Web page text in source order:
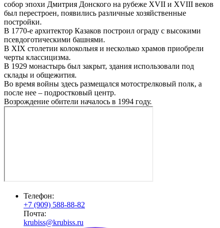
собор эпохи Дмитрия Донского на рубеже XVII и XVIII веков
был перестроен, появились различные хозяйственные
постройки.
В 1770-е архитектор Казаков построил ограду с высокими
псевдоготическими башнями.
В XIX столетии колокольня и несколько храмов приобрели
черты классицизма.
В 1929 монастырь был закрыт, здания использовали под
склады и общежития.
Во время войны здесь размещался мотострелковый полк, а
после нее – подростковый центр.
Возрождение обители началось в 1994 году.
Телефон:
+7 (909) 588-88-82
Почта:
krubiss@krubiss.ru